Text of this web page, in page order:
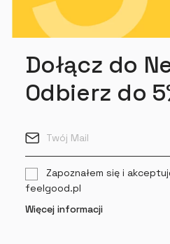
Dołącz do
Odbierz do
Zapoznałem się i
feelgood.pl
Więcej informacji